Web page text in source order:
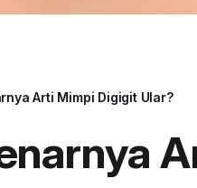
Arti Mimpi Digigit Ular?